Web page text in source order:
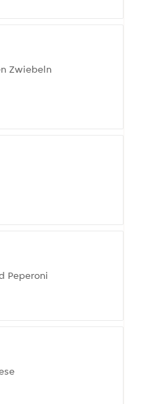
Zwiebeln
Peperoni